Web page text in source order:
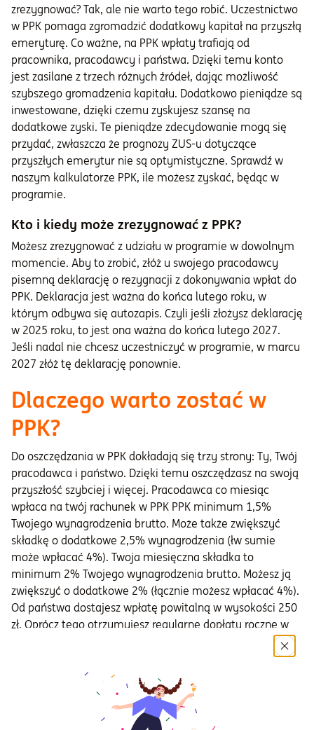
zrezygnować? Tak, ale nie warto tego robić. Uczestnictwo
w PPK pomaga zgromadzić dodatkowy kapitał na przyszłą
emeryturę. Co ważne, na PPK wpłaty trafiają od
pracownika, pracodawcy i państwa. Dzięki temu konto
jest zasilane z trzech różnych źródeł, dając możliwość
szybszego gromadzenia kapitału. Dodatkowo pieniądze są
inwestowane, dzięki czemu zyskujesz szansę na
dodatkowe zyski. Te pieniądze zdecydowanie mogą się
przydać, zwłaszcza że prognozy ZUS-u dotyczące
przyszłych emerytur nie są optymistyczne. Sprawdź w
naszym kalkulatorze PPK, ile możesz zyskać, będąc w
programie.
Kto i kiedy może zrezygnować z PPK?
Możesz zrezygnować z udziału w programie w dowolnym
momencie. Aby to zrobić, złóż u swojego pracodawcy
pisemną deklarację o rezygnacji z dokonywania wpłat do
PPK. Deklaracja jest ważna do końca lutego roku, w
którym odbywa się autozapis. Czyli jeśli złożysz deklarację
w 2025 roku, to jest ona ważna do końca lutego 2027.
Jeśli nadal nie chcesz uczestniczyć w programie, w marcu
2027 złóż tę deklarację ponownie.
Dlaczego warto zostać w
PPK?
Do oszczędzania w PPK dokładają się trzy strony: Ty, Twój
pracodawca i państwo. Dzięki temu oszczędzasz na swoją
przyszłość szybciej i więcej. Pracodawca co miesiąc
wpłaca na twój rachunek w PPK PPK minimum 1,5%
Twojego wynagrodzenia brutto. Może także zwiększyć
składkę o dodatkowe 2,5% wynagrodzenia (łw sumie
może wpłacać 4%). Twoja miesięczna składka to
minimum 2% Twojego wynagrodzenia brutto. Możesz ją
zwiększyć o dodatkowe 2% (łącznie możesz wpłacać 4%).
Od państwa dostajesz wpłatę powitalną w wysokości 250
zł. Oprócz tego otrzymujesz regularne dopłaty roczne w
wysokości 240 zł. W praktyce do każdej złotówki niemal
Pieniądze, które gromadzisz w PPK są Twoją prywatną
własnością. W razie Twojej śmierci dziedziczą je Twoi
bliscy – np. mąż lub żona albo inne osoby, które wskażesz.